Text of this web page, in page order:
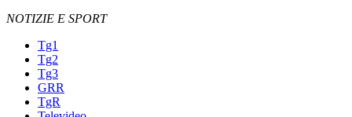
NOTIZIE E SPORT
Tg1
Tg2
Tg3
GRR
TgR